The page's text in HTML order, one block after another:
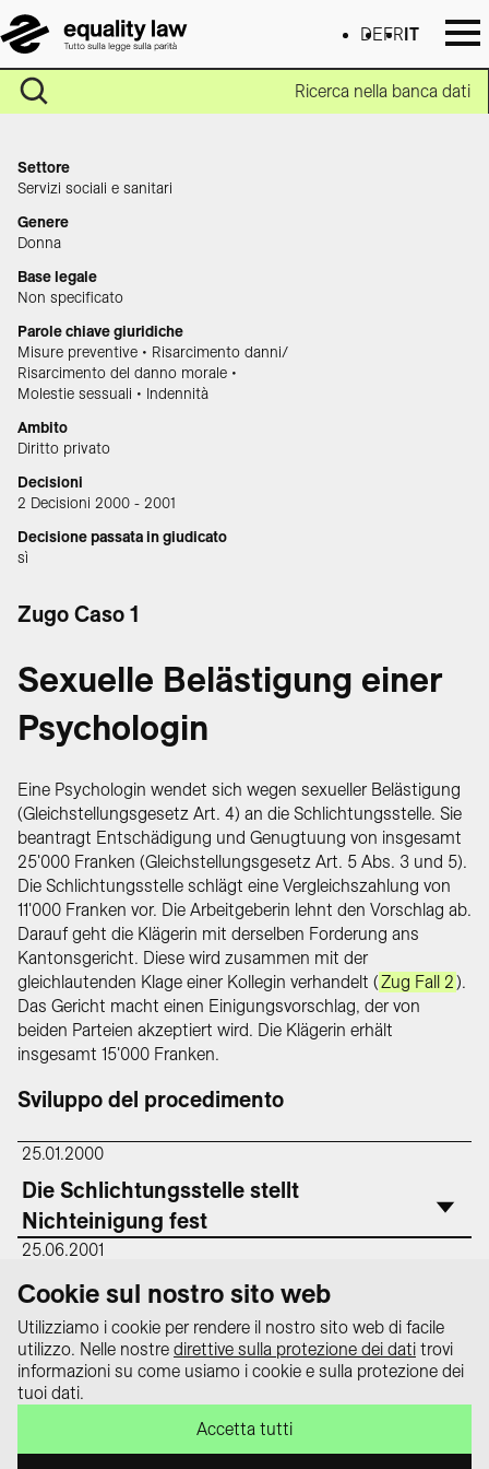
DEFR IT
Ricerca nella banca dati
Settore
Servizi sociali e sanitari
Genere
Donna
Base legale
Non specificato
Parole chiave giuridiche
Misure preventive • Risarcimento danni/
Risarcimento del danno morale •
Molestie sessuali • Indennità
Ambito
Diritto privato
Decisioni
2 Decisioni 2000 - 2001
Decisione passata in giudicato
sì
Zugo Caso 1
Sexuelle Belästigung einer
Psychologin
Eine Psychologin wendet sich wegen sexueller Belästigung
(Gleichstellungsgesetz Art. 4) an die Schlichtungsstelle. Sie
beantragt Entschädigung und Genugtuung von insgesamt
25'000 Franken (Gleichstellungsgesetz Art. 5 Abs. 3 und 5).
Die Schlichtungsstelle schlägt eine Vergleichszahlung von
11'000 Franken vor. Die Arbeitgeberin lehnt den Vorschlag ab.
Darauf geht die Klägerin mit derselben Forderung ans
Kantonsgericht. Diese wird zusammen mit der
gleichlautenden Klage einer Kollegin verhandelt (Zug Fall 2).
Das Gericht macht einen Einigungsvorschlag, der von
beiden Parteien akzeptiert wird. Die Klägerin erhält
insgesamt 15'000 Franken.
Sviluppo del procedimento
25.01.2000
Die Schlichtungsstelle stellt
Nichteinigung fest
25.06.2001
Das Kantonsgericht erzielt Vergleich
Il portale informativo «equality law –
Cookie sul nostro sito web
Utilizziamo i cookie per rendere il nostro sito web di facile
utilizzo. Nelle nostre direttive sulla protezione dei dati trovi
informazioni su come usiamo i cookie e sulla protezione dei
tuoi dati.
Accetta tutti